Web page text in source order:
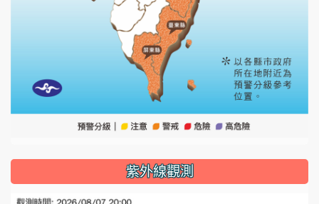
紫外線觀測